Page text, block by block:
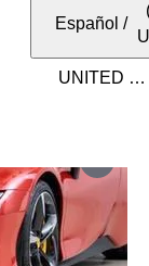
Español /